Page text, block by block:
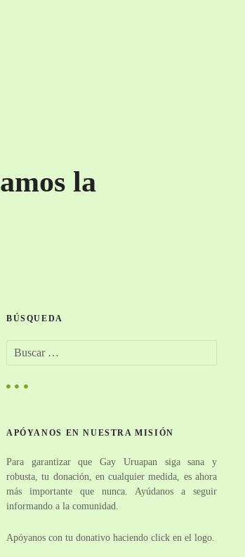
la
BÚSQUEDA
c
:APÓYANOS EN NUESTRA MISIÓN
Para garantizar que Gay Uruapan siga sana y
robusta, tu donación, en cualquier medida, es ahora
más importante que nunca. Ayúdanos a seguir
informando a la comunidad.
Apóyanos con tu donativo haciendo click en el logo.